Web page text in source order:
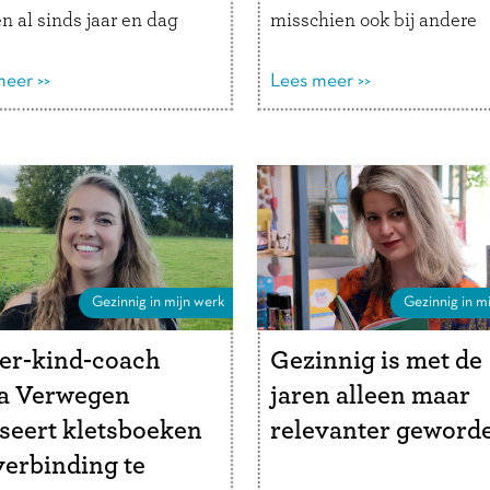
al sinds jaar en dag
Wat is De Wereld
precies? “We zijn
…Lees verder
>>
misschien ook bij andere
empathisch zijn, maar het
verleidelijk om gerust te
oplossing aan te dragen. …
Lees verder
Lees meer >>
Gezinnig in mijn werk
kind-coach
Verwegen
kletsboeken
te
Gezinnig in
Gezinnig is met de
jaren alleen maar
relevanter